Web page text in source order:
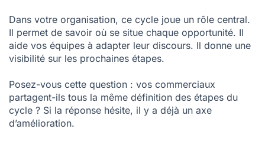
Dans votre organisation, ce cycle joue un rôle central.
Il permet de savoir où se situe chaque opportunité. Il
aide vos équipes à adapter leur discours. Il donne une
visibilité sur les prochaines étapes.
Posez-vous cette question : vos commerciaux
partagent-ils tous la même définition des étapes du
cycle ? Si la réponse hésite, il y a déjà un axe
d’amélioration.